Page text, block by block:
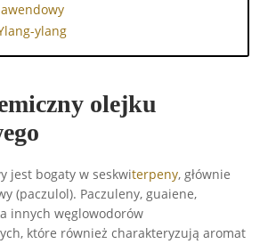
ylang
olejku
jest bogaty w seskwiterpeny, głównie
(paczulol). Paczuleny, guaiene,
innych węglowodorów
które również charakteryzują aromat